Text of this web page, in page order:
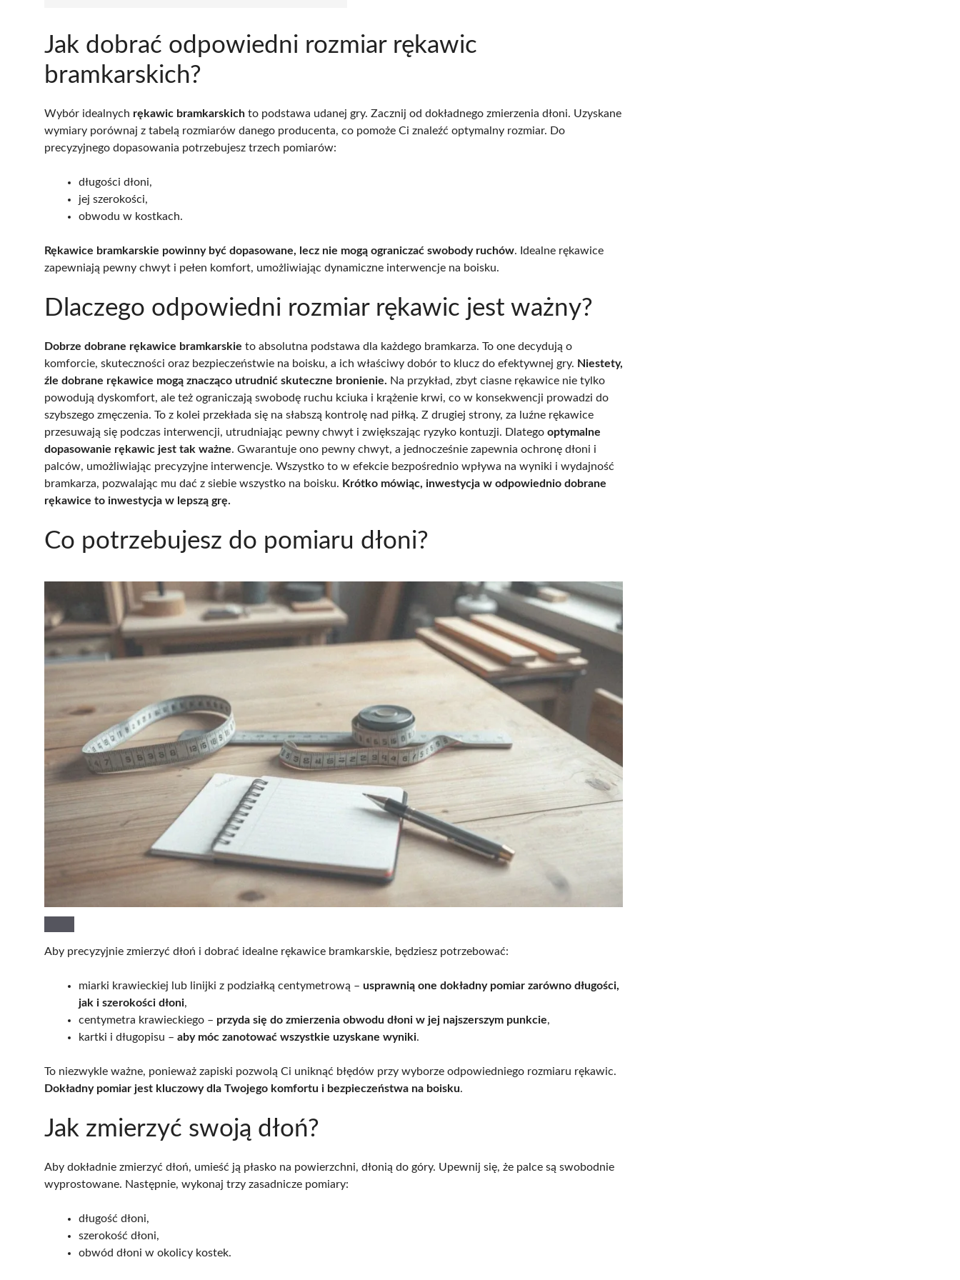
Jak dobrać odpowiedni rozmiar rękawic
bramkarskich?
Wybór idealnych rękawic bramkarskich to podstawa udanej gry. Zacznij od dokładnego zmierzenia dłoni. Uzyskane
wymiary porównaj z tabelą rozmiarów danego producenta, co pomoże Ci znaleźć optymalny rozmiar. Do
precyzyjnego dopasowania potrzebujesz trzech pomiarów:
długości dłoni,
jej szerokości,
obwodu w kostkach.
Rękawice bramkarskie powinny być dopasowane, lecz nie mogą ograniczać swobody ruchów. Idealne rękawice
zapewniają pewny chwyt i pełen komfort, umożliwiając dynamiczne interwencje na boisku.
Dlaczego odpowiedni rozmiar rękawic jest ważny?
Dobrze dobrane rękawice bramkarskie to absolutna podstawa dla każdego bramkarza. To one decydują o
komforcie, skuteczności oraz bezpieczeństwie na boisku, a ich właściwy dobór to klucz do efektywnej gry. Niestety,
źle dobrane rękawice mogą znacząco utrudnić skuteczne bronienie. Na przykład, zbyt ciasne rękawice nie tylko
powodują dyskomfort, ale też ograniczają swobodę ruchu kciuka i krążenie krwi, co w konsekwencji prowadzi do
szybszego zmęczenia. To z kolei przekłada się na słabszą kontrolę nad piłką. Z drugiej strony, za luźne rękawice
przesuwają się podczas interwencji, utrudniając pewny chwyt i zwiększając ryzyko kontuzji. Dlatego optymalne
dopasowanie rękawic jest tak ważne. Gwarantuje ono pewny chwyt, a jednocześnie zapewnia ochronę dłoni i
palców, umożliwiając precyzyjne interwencje. Wszystko to w efekcie bezpośrednio wpływa na wyniki i wydajność
bramkarza, pozwalając mu dać z siebie wszystko na boisku. Krótko mówiąc, inwestycja w odpowiednio dobrane
rękawice to inwestycja w lepszą grę.
Co potrzebujesz do pomiaru dłoni?
Aby precyzyjnie zmierzyć dłoń i dobrać idealne rękawice bramkarskie, będziesz potrzebować:
miarki krawieckiej lub linijki z podziałką centymetrową – usprawnią one dokładny pomiar zarówno długości,
jak i szerokości dłoni,
centymetra krawieckiego – przyda się do zmierzenia obwodu dłoni w jej najszerszym punkcie,
kartki i długopisu – aby móc zanotować wszystkie uzyskane wyniki.
To niezwykle ważne, ponieważ zapiski pozwolą Ci uniknąć błędów przy wyborze odpowiedniego rozmiaru rękawic.
Dokładny pomiar jest kluczowy dla Twojego komfortu i bezpieczeństwa na boisku.
Jak zmierzyć swoją dłoń?
Aby dokładnie zmierzyć dłoń, umieść ją płasko na powierzchni, dłonią do góry. Upewnij się, że palce są swobodnie
wyprostowane. Następnie, wykonaj trzy zasadnicze pomiary:
długość dłoni,
szerokość dłoni,
obwód dłoni w okolicy kostek.